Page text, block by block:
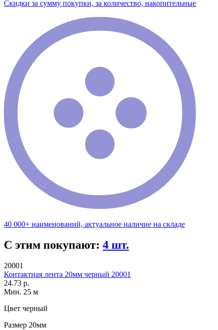
Скидки за сумму покупки, за количество, накопительные
40 000+ наименований, актуальное наличие на складе
С этим покупают: 4 шт.
20001
Контактная лента 20мм черный 20001
24.73 р.
Мин. 25 м
Цвет черный
Размер 20мм